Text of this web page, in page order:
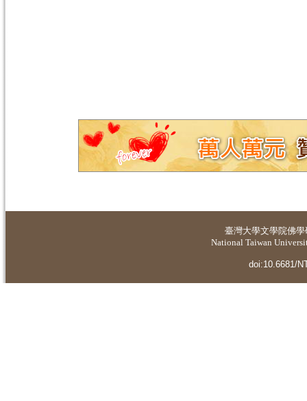
臺灣大學文學院佛
National Taiwan
doi:10.6681/